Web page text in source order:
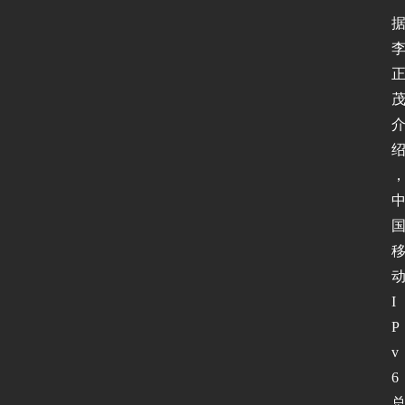
据
李
正
茂
介
绍
，
中
国
移
动
I
P
v
6